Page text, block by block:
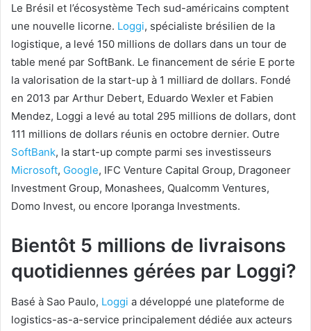
Le Brésil et l’écosystème Tech sud-américains comptent
une nouvelle licorne. Loggi, spécialiste brésilien de la
logistique, a levé 150 millions de dollars dans un tour de
table mené par SoftBank. Le financement de série E porte
la valorisation de la start-up à 1 milliard de dollars. Fondé
en 2013 par Arthur Debert, Eduardo Wexler et Fabien
Mendez, Loggi a levé au total 295 millions de dollars, dont
111 millions de dollars réunis en octobre dernier. Outre
SoftBank, la start-up compte parmi ses investisseurs
Microsoft, Google, IFC Venture Capital Group, Dragoneer
Investment Group, Monashees, Qualcomm Ventures,
Domo Invest, ou encore Iporanga Investments.
Bientôt 5 millions de livraisons
quotidiennes gérées par Loggi?
Basé à Sao Paulo, Loggi a développé une plateforme de
logistics-as-a-service principalement dédiée aux acteurs